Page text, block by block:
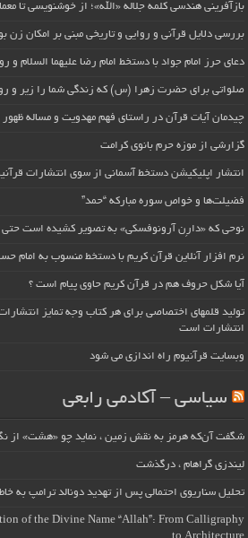
بازآفرینی هندسی کلمه جلاله «الله»؛ از خوشنویسی تا
بررسی دلایل قرآنی و روایی و تاریخی مبنی بر امکان
دعای حرز امام جواد با دستخط امام رضا علیهما السلام و
صلواتی برای حضرت زهرا (س) که زندگی شما را زیر و
چیدمان آیات قرآن در راستای فهم مهدویت و مساله
گزارشی از موزه حرم بانوی کرامت
انتشار اپلیکیشن دستخط آسمانی از سوی انتشارات
فضیلت‌ها و خواص سوره مبارکه “حمد”
نوحی که «دارِن آرونوفسکی» به تصویر کشیده است حتی
نرم افزار آنلاین قرآن کریم با دستخط منسوب به امام
آیا شکل حروف هم در قرآن کریم حاوی پیام است ؟
تولید قلمهای اختصاصی برای هر کتاب وجه تمایز
انتشارات است
وبسایت قرآنیوم راه اندازی می شود
سیاسی – آکادمی رابعی
شگفت آن‌که هرمز به نقش زمین ، نماید چو «هشت» از
لیندزی گراهام ، درگذشت
تحلیل سناریوی احتمالی پس از تهدید دونالد ترامپ به
of the Divine Name “Allah”: From Calligraphy